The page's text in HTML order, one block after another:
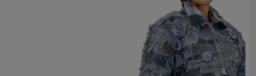
Details ist ein mutiges Statement-Stück für jede zukunftsweisende
einzigartige Streetwear-Designs anbieten oder maßgeschneiderten
möchten, DiZNEW ist auf die Kreation innovativer Mode in
Kaufen Sie dieses einzigartige Hemd, um die Kollektion Ihrer
Kunden anzuziehen, die nach unverwechselbarer, künstlerischer